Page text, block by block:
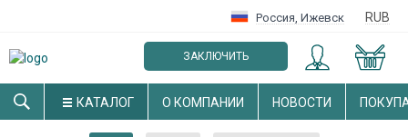
Россия, Ижевск RUB
ЗАКЛЮЧИТЬ
ОПТОВЫЙ ДОГОВОР
КАТАЛОГ О КОМПАНИИ НОВОСТИ